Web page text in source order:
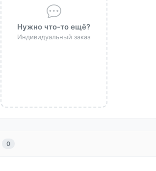
Нужно что-то ещё?
Индивидуальный заказ
0